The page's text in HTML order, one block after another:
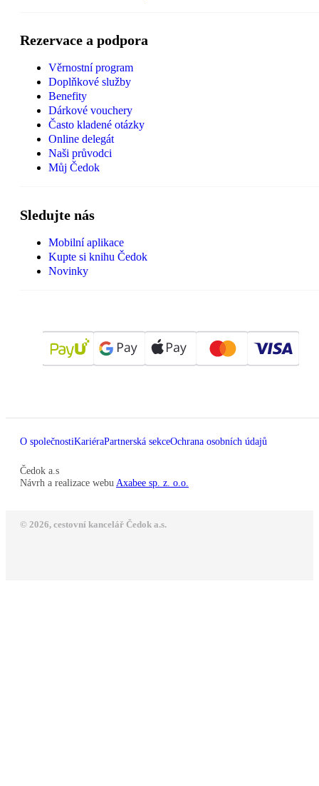
Rezervace a podpora
Věrnostní program
Doplňkové služby
Benefity
Dárkové vouchery
Často kladené otázky
Online delegát
Naši průvodci
Můj Čedok
Sledujte nás
Mobilní aplikace
Kupte si knihu Čedok
Novinky
O společnostiKariéraPartnerská sekceOchrana osobních údajů
Čedok a.s
Návrh a realizace webu Axabee sp. z. o.o.
© 2026, cestovní kancelář Čedok a.s.